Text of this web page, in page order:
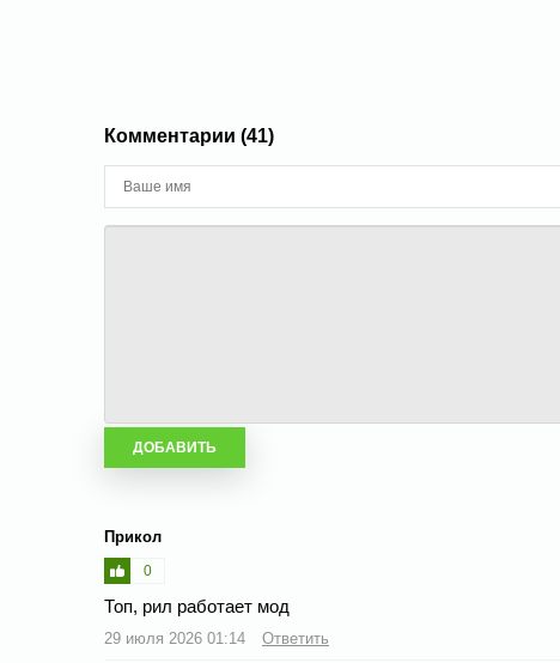
Комментарии (41)
Прикол
0
Топ, рил работает мод
29 июля 2026 01:14 Ответить